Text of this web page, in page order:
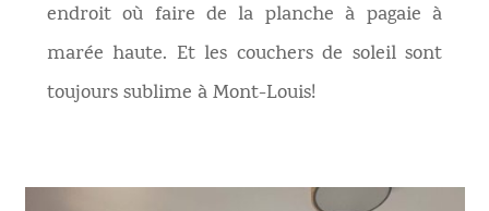
endroit où faire de la planche à pagaie à
marée haute. Et les couchers de soleil sont
toujours sublime à Mont-Louis!